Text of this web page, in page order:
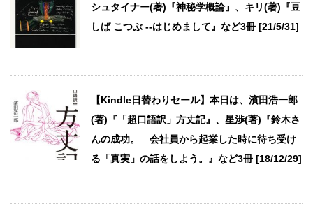
シュタイナー(著)『神秘学概論』、キリ(著)『豆
しば こつぶ --はじめまして』など3冊 [21/5/31]
【Kindle日替わりセール】本日は、濱田浩一郎
(著)『「超口語訳」方丈記』、星渉(著)『鈴木さ
んの成功。 会社員から起業した時に待ち受け
る「真実」の話をしよう。』など3冊 [18/12/29]